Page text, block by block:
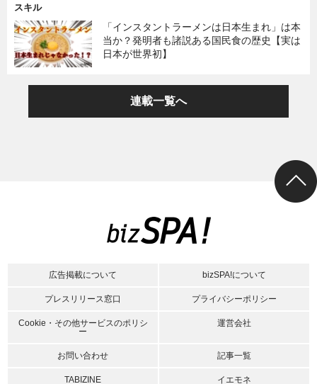
スキル
「インスタントラーメンは日本生まれ」は本
当か？発明者も諸説ある国民食の歴史【実は
日本が世界初】
連載一覧へ
広告掲載について bizSPA!について
プレスリリース窓口 プライバシーポリシー
Cookie・その他サービスのポリシ
ー
運営会社
お問い合わせ 記事一覧
TABIZINE イエモネ